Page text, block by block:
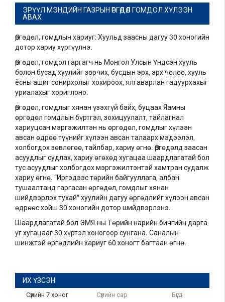
ЭРҮҮЛ МЭНДИЙН ГАЗРЫН ӨРГӨДӨЛ ГОМДОЛ ХҮЛЭЭН
АВАХ
Өргөдөл, гомдлын хариуг: Хуульд заасны дагуу 30 хоногийн
дотор хариу хүргүүлнэ.
Өргөдөл, гомдол гаргагч нь Монгол Улсын Үндсэн хууль
болон бусад хуулийг зөрчих, бусдын эрх, эрх чөлөө, хууль
ёсны ашиг сонирхолыг хохироох, ялгаварлан гадуурхахыг
уриалахыг хориглоно.
Өргөдөл, гомдлыг хянан үзэхгүй байх, буцаах Яамны
өргөдөл гомдлын бүртгэл, зохицуулалт, тайлагнал
хариуцсан мэргэжилтэн нь өргөдөл, гомдлыг хүлээн
авсан өдрөө түүнийг хүлээн авсан талаарх мэдээлэл,
холбогдох зөвлөгөө, тайлбар, хариу өгнө. Өргөдөлд заасан
асуудлыг судлах, хариу өгөхөд хугацаа шаардлагатай бол
тус асуудлыг холбогдох мэргэжилтэнтэй хамтран судалж
хариу өгнө. “Иргэдээс төрийн байгууллага, албан
тушаалтанд гаргасан өргөдөл, гомдлыг хянан
шийдвэрлэх тухай” хуулийн дагуу өргөдлийг хүлээн авсан
өдрөөс хойш 30 хоногийн дотор шийдвэрлэнэ.
Шаардлагатай бол ЭМЯ-ны Төрийн нарийн бичгийн дарга
уг хугацааг 30 хүртэл хоногоор сунгана. Саналын
шинжтэй өргөдлийн хариуг 60 хоногт багтаан өгнө.
ИХ ҮЗСЭН
Сүүлийн 7 хоног Сүүлийн сар Бүгд